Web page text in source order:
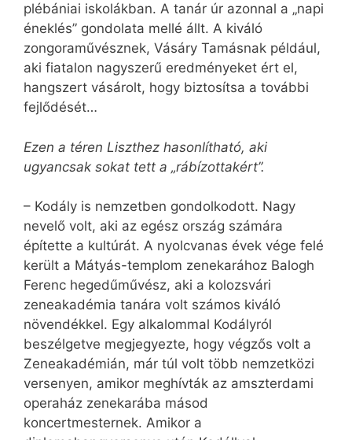
plébániai iskolákban. A tanár úr azonnal a „napi
éneklés” gondolata mellé állt. A kiváló
zongoraművésznek, Vásáry Tamásnak például,
aki fiatalon nagyszerű eredményeket ért el,
hangszert vásárolt, hogy biztosítsa a további
fejlődését…
Ezen a téren Liszthez hasonlítható, aki
ugyancsak sokat tett a „rábízottakért”.
– Kodály is nemzetben gondolkodott. Nagy
nevelő volt, aki az egész ország számára
építette a kultúrát. A nyolcvanas évek vége felé
került a Mátyás-templom zenekarához Balogh
Ferenc hegedűművész, aki a kolozsvári
zeneakadémia tanára volt számos kiváló
növendékkel. Egy alkalommal Kodályról
beszélgetve megjegyezte, hogy végzős volt a
Zeneakadémián, már túl volt több nemzetközi
versenyen, amikor meghívták az amszterdami
operaház zenekarába másod
koncertmesternek. Amikor a